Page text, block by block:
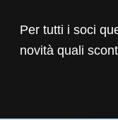
Per tutti i soci
novità quali